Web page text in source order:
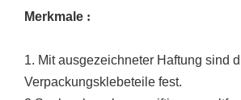
Merkmale :
1. Mit ausgezeichneter Haftung sind
Verpackungsklebeteile fest.